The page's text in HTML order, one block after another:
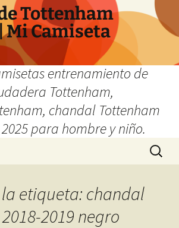
Tottenham
Mi Camiseta
entrenamiento de
Tottenham,
chandal Tottenham
para hombre y niño.
Buscar:
etiqueta: chandal
2019 negro